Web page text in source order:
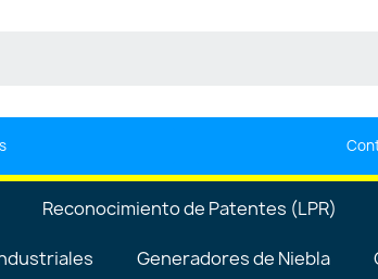
Reconocimiento de Patentes (LPR)
Generadores de Niebla